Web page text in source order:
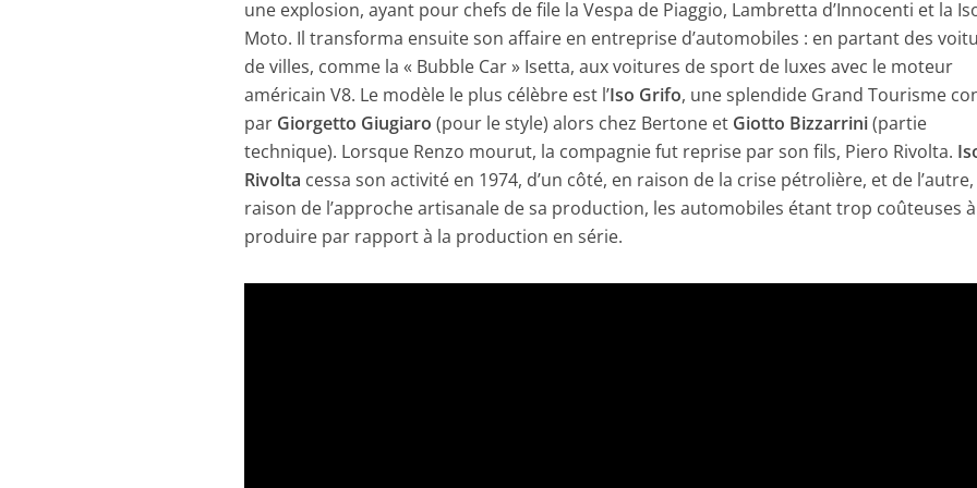
une explosion, ayant pour chefs de file la Vespa de Piaggio, Lambretta d’Innocenti et la
Moto. Il transforma ensuite son affaire en entreprise d’automobiles : en partant des
de villes, comme la « Bubble Car » Isetta, aux voitures de sport de luxes avec le moteur
américain V8. Le modèle le plus célèbre est l’Iso Grifo, une splendide Grand Tourisme
par Giorgetto Giugiaro (pour le style) alors chez Bertone et Giotto Bizzarrini(partie
technique). Lorsque Renzo mourut, la compagnie fut reprise par son fils, Piero Rivolta.
Rivolta cessa son activité en 1974, d’un côté, en raison de la crise pétrolière, et de
raison de l’approche artisanale de sa production, les automobiles étant trop coûteuses à
produire par rapport à la production en série.